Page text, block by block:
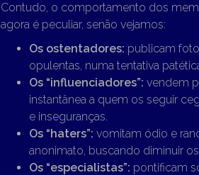
Contudo, o comportamento dos
agora é peculiar, senão vejamos:
Os ostentadores: publicam
opulentas, numa tentativa
Os “influenciadores”: vendem
instantânea a quem os seguir
e inseguranças.
Os “haters”: vomitam ódio e
anonimato, buscando diminuir
Os “especialistas”: pontificam